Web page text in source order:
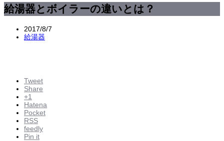
給湯器とボイラーの違いとは？
2017/8/7
給湯器
Tweet
Share
+1
Hatena
Pocket
RSS
feedly
Pin it